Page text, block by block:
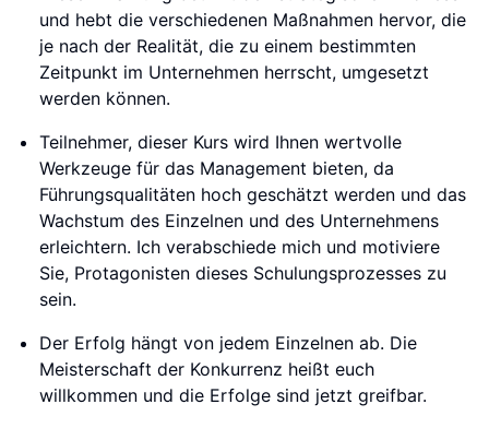
und hebt die verschiedenen Maßnahmen hervor, die
je nach der Realität, die zu einem bestimmten
Zeitpunkt im Unternehmen herrscht, umgesetzt
werden können.
Teilnehmer, dieser Kurs wird Ihnen wertvolle
Werkzeuge für das Management bieten, da
Führungsqualitäten hoch geschätzt werden und das
Wachstum des Einzelnen und des Unternehmens
erleichtern. Ich verabschiede mich und motiviere
Sie, Protagonisten dieses Schulungsprozesses zu
sein.
Der Erfolg hängt von jedem Einzelnen ab. Die
Meisterschaft der Konkurrenz heißt euch
willkommen und die Erfolge sind jetzt greifbar.